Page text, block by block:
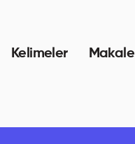
Kelimeler Makale